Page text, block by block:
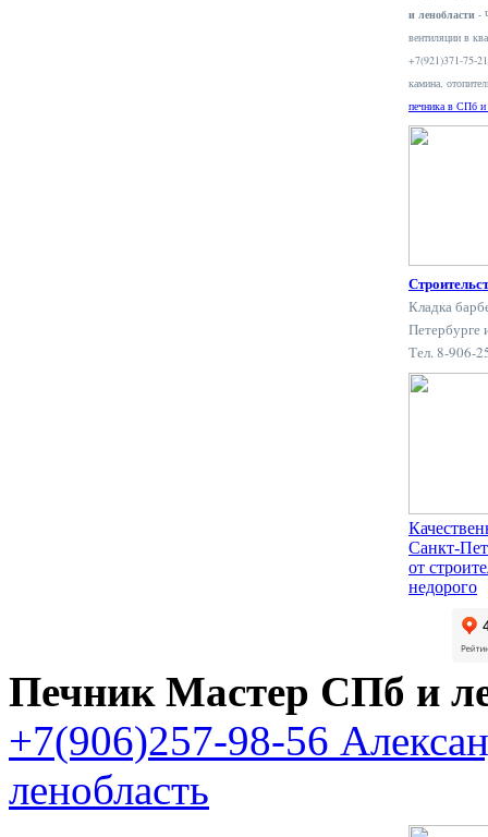
и ленобласти -
вентиляции в
+7(921)371-75-
камина,
печника в СПб и
Кладка
Петербурге
Тел. 8-906-
Санкт-
от
недорого
Печник Мастер СПб и
+7(906)257-98-56
ленобласть